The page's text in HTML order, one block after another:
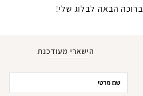
ברוכה הבאה לבלוג שלי!
הישארי מעודכנת